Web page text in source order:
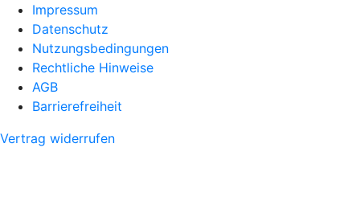
Impressum
Datenschutz
Nutzungsbedingungen
Rechtliche Hinweise
AGB
Barrierefreiheit
Vertrag widerrufen